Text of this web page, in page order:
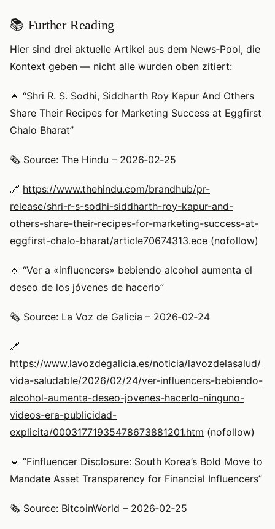
📚 Further Reading
Hier sind drei aktuelle Artikel aus dem News‑Pool, die
Kontext geben — nicht alle wurden oben zitiert:
🔸 “Shri R. S. Sodhi, Siddharth Roy Kapur And Others
Share Their Recipes for Marketing Success at Eggfirst
Chalo Bharat”
🗞️ Source: The Hindu – 2026‑02‑25
🔗 https://www.thehindu.com/brandhub/pr-
release/shri-r-s-sodhi-siddharth-roy-kapur-and-
others-share-their-recipes-for-marketing-success-at-
eggfirst-chalo-bharat/article70674313.ece (nofollow)
🔸 “Ver a «influencers» bebiendo alcohol aumenta el
deseo de los jóvenes de hacerlo”
🗞️ Source: La Voz de Galicia – 2026‑02‑24
🔗
https://www.lavozdegalicia.es/noticia/lavozdelasalud/
vida-saludable/2026/02/24/ver-influencers-bebiendo-
alcohol-aumenta-deseo-jovenes-hacerlo-ninguno-
videos-era-publicidad-
explicita/00031771935478673881201.htm (nofollow)
🔸 “Finfluencer Disclosure: South Korea’s Bold Move to
Mandate Asset Transparency for Financial Influencers”
🗞️ Source: BitcoinWorld – 2026‑02‑25